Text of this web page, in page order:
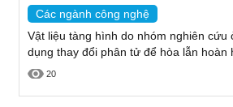
Các ngành công nghệ
Vật liệu tàng hình do nhóm nghiên
dụng thay đổi phân tử để hòa lẫn hoàn
20